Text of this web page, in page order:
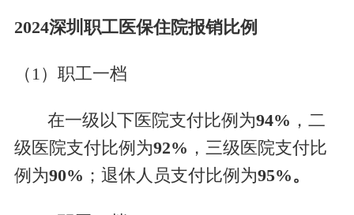
2024深圳职工医保住院报销比例
（1）职工一档
在一级以下医院支付比例为94% ，二
级医院支付比例为92% ，三级医院支付比
例为90% ；退休人员支付比例为95%。